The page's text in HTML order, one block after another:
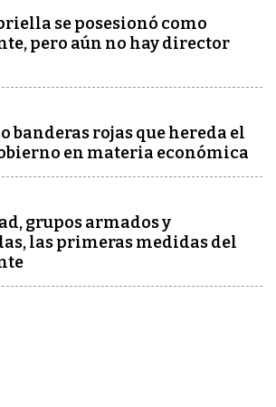
se posesionó como
pero aún no hay director
banderas rojas que hereda el
en materia económica
grupos armados y
las primeras medidas del